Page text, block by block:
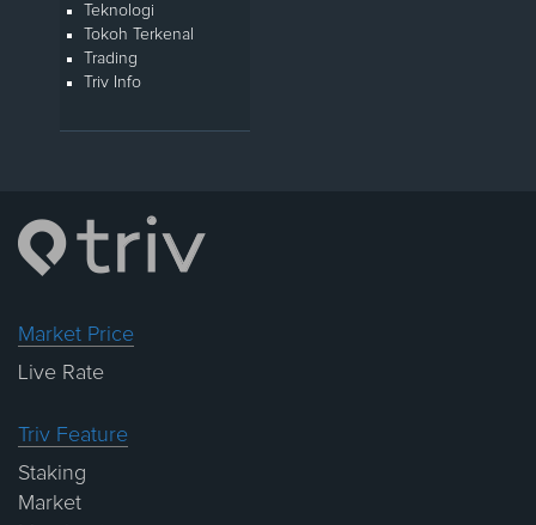
Teknologi
Tokoh Terkenal
Trading
Triv Info
Market Price
Live Rate
Triv Feature
Staking
Market